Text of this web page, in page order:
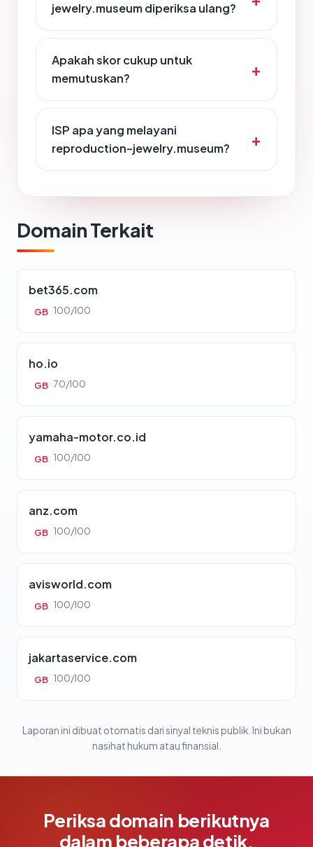
jewelry.museum diperiksa ulang?
Apakah skor cukup untuk
memutuskan?
ISP apa yang melayani
reproduction-jewelry.museum?
Domain Terkait
bet365.com
GB 100/100
ho.io
GB 70/100
yamaha-motor.co.id
GB 100/100
anz.com
GB 100/100
avisworld.com
GB 100/100
jakartaservice.com
GB 100/100
Laporan ini dibuat otomatis dari sinyal teknis publik. Ini bukan
nasihat hukum atau finansial.
Periksa domain berikutnya
dalam beberapa detik.